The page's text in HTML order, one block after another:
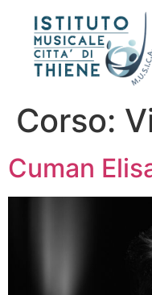
Corso:
Cuman